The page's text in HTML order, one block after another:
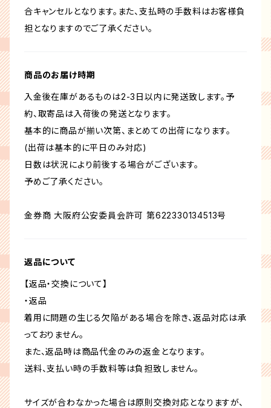
合キャンセルとなります。また、支払時の手数料はお客様負
担となりますのでご了承ください。
商品のお届け時期
入金後在庫があるものは2-3日以内に発送致します。予
約、取寄品は入荷後の発送となります。
基本的に商品が揃い次第、まとめての出荷になります。
(出荷は基本的に平日のみ対応)
日数は状況により前後する場合がございます。
予めご了承ください。
金券商 大阪府公安委員会許可 第622330134513号
返品について
【返品・交換について】
・返品
着用に問題の生じる欠陥がある場合を除き、返品対応は承
っておりません。
また、返品時は商品代金のみの返金となります。
送料、支払い時の手数料等は負担致しません。
サイズが合わなかった場合は原則交換対応となりますが、